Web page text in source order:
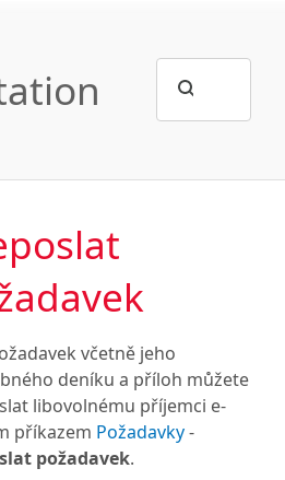
včetně jeho
deníku a příloh můžete
libovolnému příjemci e-
příkazem Požadavky-
požadavek.